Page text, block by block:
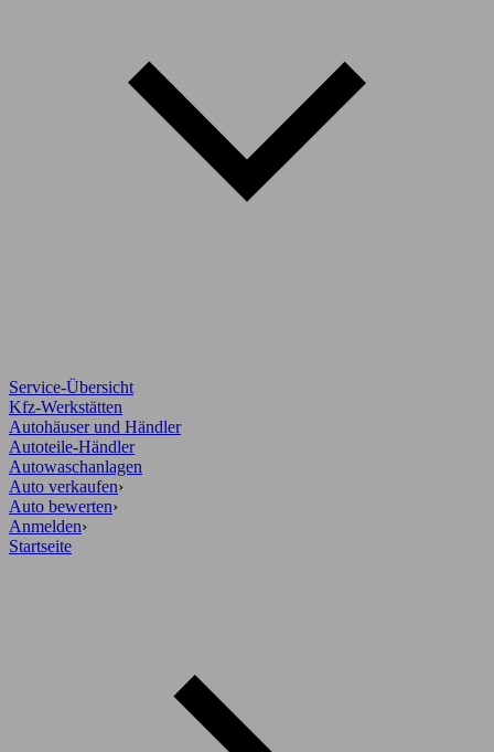
Service-Übersicht
Kfz-Werkstätten
Autohäuser und Händler
Autoteile-Händler
Autowaschanlagen
Auto verkaufen›
Auto bewerten›
Anmelden›
Startseite